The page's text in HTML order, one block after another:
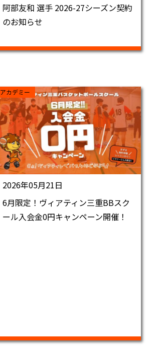
阿部友和 選手 2026-27シーズン契約
のお知らせ
アカデミー
2026年05月21日
6月限定！ヴィアティン三重BBスク
ール入会金0円キャンペーン開催！